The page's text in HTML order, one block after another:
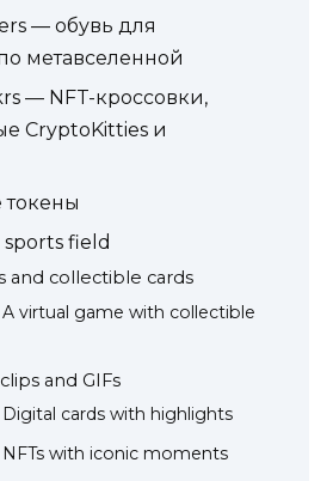
— обувь для
метавселенной
— NFT-кроссовки,
CryptoKitties и
токены
sports field
and collectible cards
A virtual game with collectible
and GIFs
Digital cards with highlights
NFTs with iconic moments